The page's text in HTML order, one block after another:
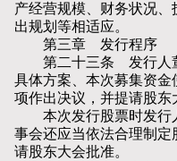
产经营规模、财务状况
出规划等相适应。
第三章 发行程序
第二十三条 发行人董
具体方案、本次募集资
项作出决议，并提请股东
本次发行股票时发行
事会还应当依法合理制
请股东大会批准。